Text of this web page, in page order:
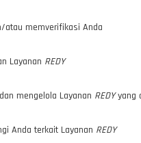
atau memverifikasi Anda
Layanan REDY
mengelola Layanan REDYyang
Anda terkait Layanan REDY